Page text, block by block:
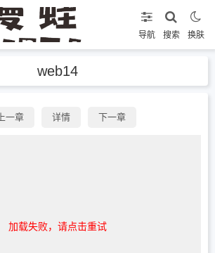
导航 搜索 换肤
web14
上一章 详情 下一章
加载失败，请点击重试